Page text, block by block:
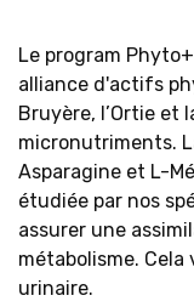
Le program
alliance d'actifs
Bruyère, l’Ortie et
micronutriments.
Asparagine et L-
étudiée par nos
assurer une
métabolisme.
urinaire.